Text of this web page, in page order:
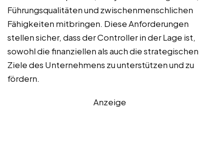
Führungsqualitäten und zwischenmenschlichen
Fähigkeiten mitbringen. Diese Anforderungen
stellen sicher, dass der Controller in der Lage ist,
sowohl die finanziellen als auch die strategischen
Ziele des Unternehmens zu unterstützen und zu
fördern.
Anzeige